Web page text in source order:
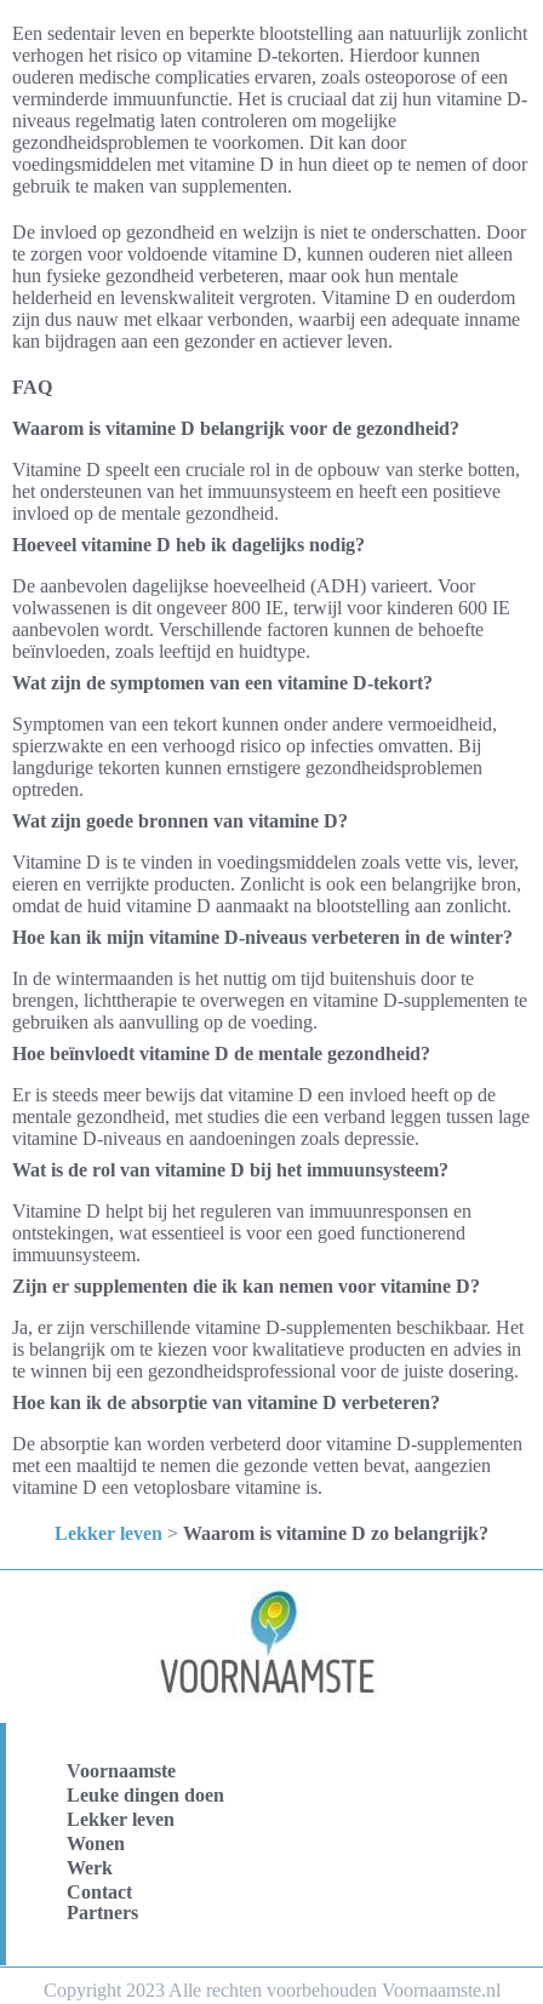
Een sedentair leven en beperkte blootstelling aan natuurlijk zonlicht
verhogen het risico op vitamine D-tekorten. Hierdoor kunnen
ouderen medische complicaties ervaren, zoals osteoporose of een
verminderde immuunfunctie. Het is cruciaal dat zij hun vitamine D-
niveaus regelmatig laten controleren om mogelijke
gezondheidsproblemen te voorkomen. Dit kan door
voedingsmiddelen met vitamine D in hun dieet op te nemen of door
gebruik te maken van supplementen.
De invloed op gezondheid en welzijn is niet te onderschatten. Door
te zorgen voor voldoende vitamine D, kunnen ouderen niet alleen
hun fysieke gezondheid verbeteren, maar ook hun mentale
helderheid en levenskwaliteit vergroten. Vitamine D en ouderdom
zijn dus nauw met elkaar verbonden, waarbij een adequate inname
kan bijdragen aan een gezonder en actiever leven.
FAQ
Waarom is vitamine D belangrijk voor de gezondheid?
Vitamine D speelt een cruciale rol in de opbouw van sterke botten,
het ondersteunen van het immuunsysteem en heeft een positieve
invloed op de mentale gezondheid.
Hoeveel vitamine D heb ik dagelijks nodig?
De aanbevolen dagelijkse hoeveelheid (ADH) varieert. Voor
volwassenen is dit ongeveer 800 IE, terwijl voor kinderen 600 IE
aanbevolen wordt. Verschillende factoren kunnen de behoefte
beïnvloeden, zoals leeftijd en huidtype.
Wat zijn de symptomen van een vitamine D-tekort?
Symptomen van een tekort kunnen onder andere vermoeidheid,
spierzwakte en een verhoogd risico op infecties omvatten. Bij
langdurige tekorten kunnen ernstigere gezondheidsproblemen
optreden.
Wat zijn goede bronnen van vitamine D?
Vitamine D is te vinden in voedingsmiddelen zoals vette vis, lever,
eieren en verrijkte producten. Zonlicht is ook een belangrijke bron,
omdat de huid vitamine D aanmaakt na blootstelling aan zonlicht.
Hoe kan ik mijn vitamine D-niveaus verbeteren in de winter?
In de wintermaanden is het nuttig om tijd buitenshuis door te
brengen, lichttherapie te overwegen en vitamine D-supplementen te
gebruiken als aanvulling op de voeding.
Hoe beïnvloedt vitamine D de mentale gezondheid?
Er is steeds meer bewijs dat vitamine D een invloed heeft op de
mentale gezondheid, met studies die een verband leggen tussen lage
vitamine D-niveaus en aandoeningen zoals depressie.
Wat is de rol van vitamine D bij het immuunsysteem?
Vitamine D helpt bij het reguleren van immuunresponsen en
ontstekingen, wat essentieel is voor een goed functionerend
immuunsysteem.
Zijn er supplementen die ik kan nemen voor vitamine D?
Ja, er zijn verschillende vitamine D-supplementen beschikbaar. Het
is belangrijk om te kiezen voor kwalitatieve producten en advies in
te winnen bij een gezondheidsprofessional voor de juiste dosering.
Hoe kan ik de absorptie van vitamine D verbeteren?
De absorptie kan worden verbeterd door vitamine D-supplementen
met een maaltijd te nemen die gezonde vetten bevat, aangezien
vitamine D een vetoplosbare vitamine is.
Lekker leven > Waarom is vitamine D zo belangrijk?
Voornaamste
Leuke dingen doen
Lekker leven
Wonen
Werk
Contact
Partners
Copyright 2023 Alle rechten voorbehouden Voornaamste.nl